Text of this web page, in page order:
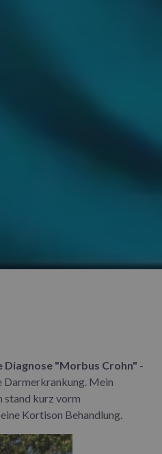
Diagnose "Morbus Crohn" -
Darmerkrankung. Mein
stand kurz vorm
Kortison Behandlung.